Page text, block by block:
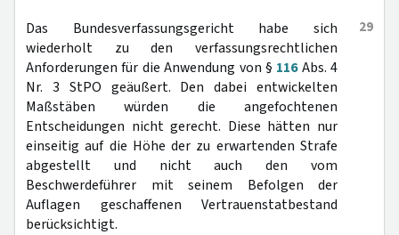
29
Das Bundesverfassungsgericht habe sich
wiederholt zu den verfassungsrechtlichen
Anforderungen für die Anwendung von § 116Abs. 4
Nr. 3 StPO geäußert. Den dabei entwickelten
Maßstäben würden die angefochtenen
Entscheidungen nicht gerecht. Diese hätten nur
einseitig auf die Höhe der zu erwartenden Strafe
abgestellt und nicht auch den vom
Beschwerdeführer mit seinem Befolgen der
Auflagen geschaffenen Vertrauenstatbestand
berücksichtigt.